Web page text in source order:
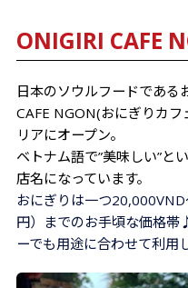
ONIGIRI CAFE
日本のソウルフードである
CAFE NGON(おにぎりカフ
リアにオープン。
ベトナム語で”美味しい”と
店名になっています。
おにぎりは一つ
円）までのお手頃な価格
ーでも用途に合わせて利用